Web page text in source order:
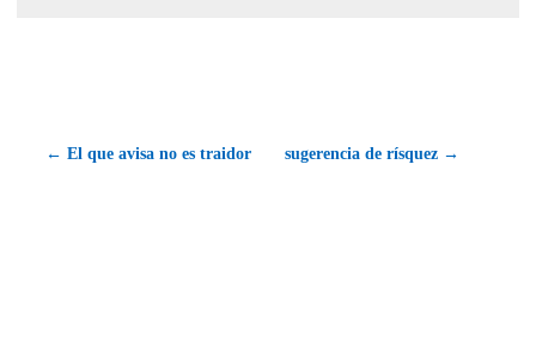
← El que avisa no es traidor sugerencia de rísquez →